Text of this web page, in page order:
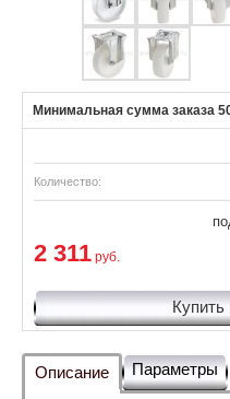
Минимальная сумма заказа
Количество:
2 311 руб.
Купить
Описание Параметры